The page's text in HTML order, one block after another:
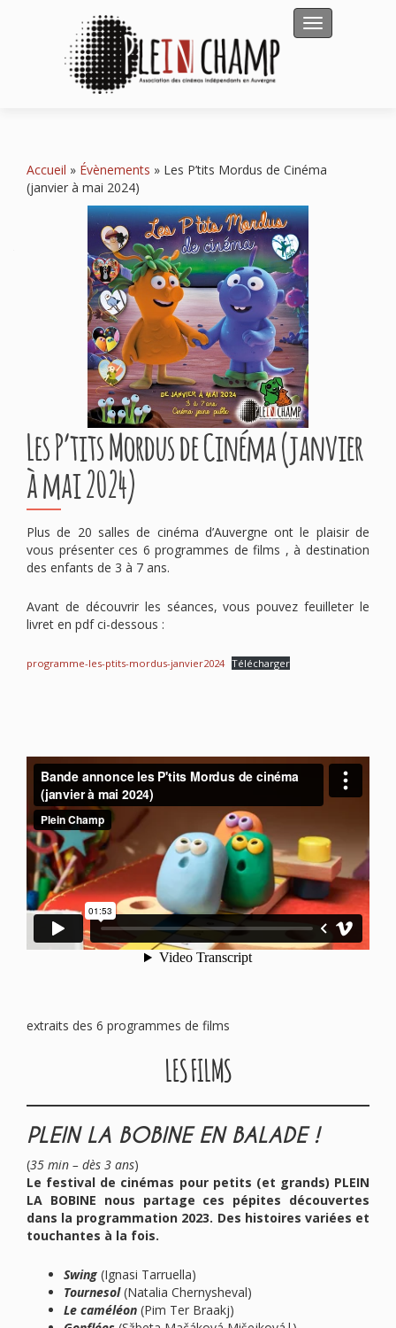
Afficher/
Accueil » Évènements » Les P’tits Mordus de Cinéma
(janvier à mai 2024)
Les P’tits Mordus de Cinéma (janvier
à mai 2024)
Plus de 20 salles de cinéma d’Auvergne ont le plaisir de
vous présenter ces 6 programmes de films , à destination
des enfants de 3 à 7 ans.
Avant de découvrir les séances, vous pouvez feuilleter le
livret en pdf ci-dessous :
programme-les-ptits-mordus-janvier2024 Télécharger
extraits des 6 programmes de films
LES FILMS
PLEIN LA BOBINE EN BALADE !
(35 min – dès 3 ans)
Le festival de cinémas pour petits (et grands) PLEIN
LA BOBINE nous partage ces pépites découvertes
dans la programmation 2023. Des histoires variées et
touchantes à la fois.
Swing (Ignasi Tarruella)
Tournesol(Natalia Chernysheval)
Le caméléon (Pim Ter Braakj)